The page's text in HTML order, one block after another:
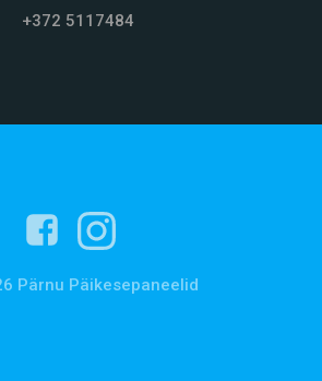
+372 5117484
Pärnu Päikesepaneelid